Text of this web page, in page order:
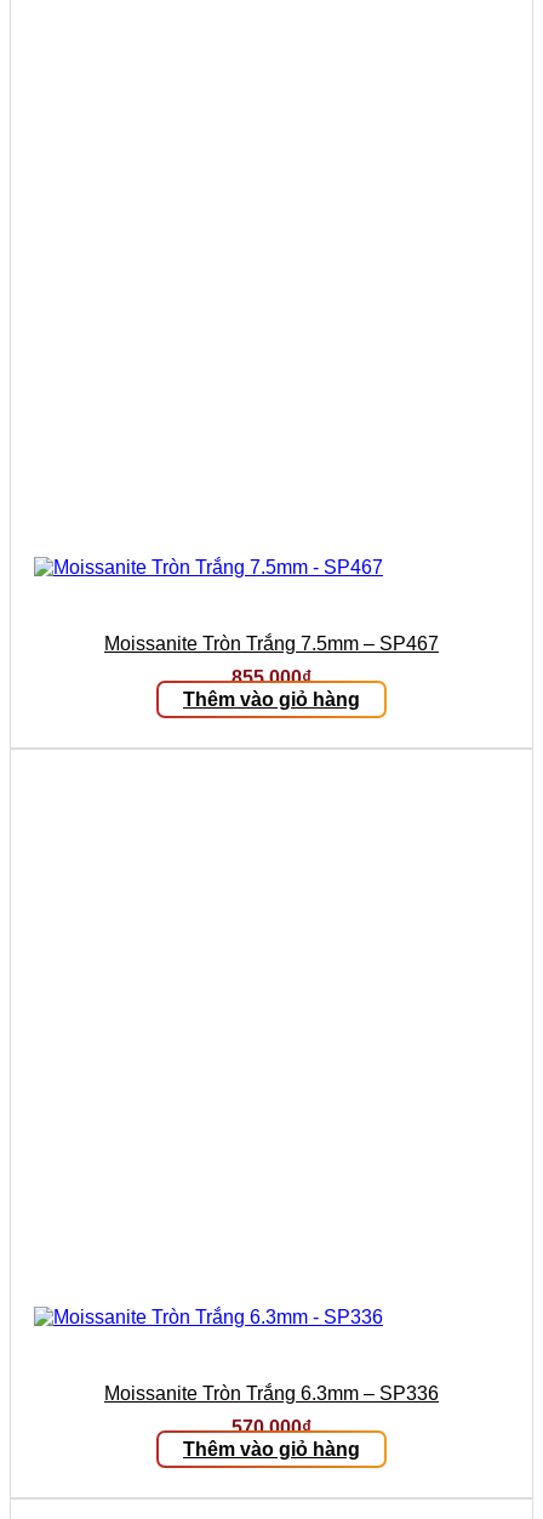
Moissanite Tròn Trắng 7.5mm – SP467
855.000₫
Thêm vào giỏ hàng
Moissanite Tròn Trắng 6.3mm – SP336
570.000₫
Thêm vào giỏ hàng